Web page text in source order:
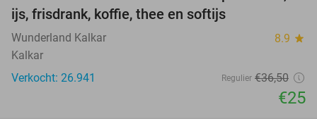
ijs, frisdrank, koffie, thee en softijs
Wunderland Kalkar 8.9 star
Kalkar
Verkocht: 26.941
Regulier €36,50
€25